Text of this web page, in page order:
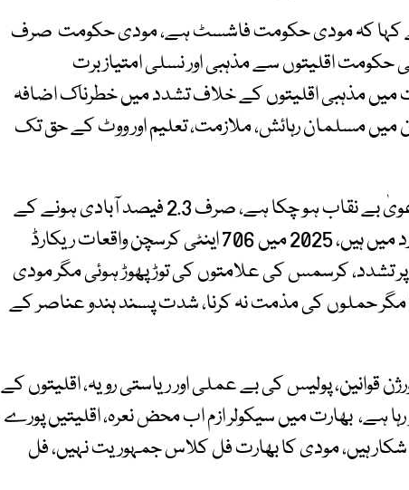
کہا کہ مودی حکومت فاشسٹ ہے، مودی حکومت صرف
اقلیتوں سے مذہبی اور نسلی امتیاز برت
میں مذہبی اقلیتوں کے خلاف تشدد میں خطرناک اضافہ
میں مسلمان رہائش، ملازمت، تعلیم اور ووٹ کے حق تک
رپورٹ کے مطابق بھارت کا سیکولر دعویٰ بے نقاب ہو چکا ہے، صرف 2.3 فیصد آبادی ہونے کے
باوجود عیسائی بھی ہندوتوا تشدد کی زد میں ہیں، 2025 میں 706 اینٹی کرسچن واقعات ریکارڈ
تشدد، کرسمس کی علامتوں کی توڑ پھوڑ ہوئی مگر مودی
مگر حملوں کی مذمت نہ کرنا، شدت پسند ہندو عناصر کے
قوانین، پولیس کی بے عملی اور ریاستی رویہ، اقلیتوں کے
ہے، بھارت میں سیکولر ازم اب محض نعرہ، اقلیتیں پورے
ہیں، مودی کا بھارت فل کلاس جمہوریت نہیں، فل